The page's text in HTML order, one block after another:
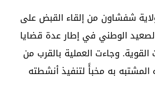
شفشاون من إلقاء القبض على
الوطني في إطار عدة قضايا
القوية. وجاءت العملية بالقرب من
المشتبه به مخبأً لتنفيذ أنشطته